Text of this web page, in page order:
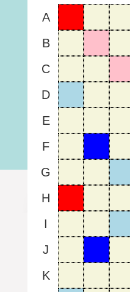
A
B
C
D
E
F
G
H
I
J
K